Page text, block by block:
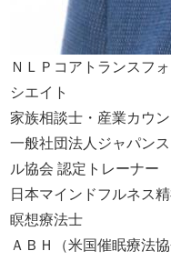
ＮＬＰコアトランスフ
シエイト
家族相談士・産業カウ
一般社団法人ジャパン
ル協会 認定トレーナー
日本マインドフルネス
瞑想療法士
ＡＢＨ（米国催眠療法